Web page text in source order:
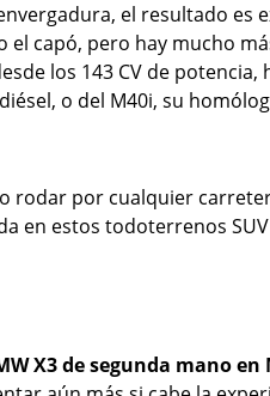
el resultado es
capó, pero hay mucho
los 143 CV de potencia,
o del M40i, su
rodar por cualquier
en estos todoterrenos
X3 de segunda mano en